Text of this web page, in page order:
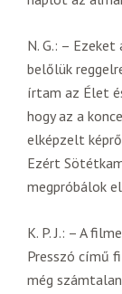
N. G.: –
belőlük
írtam az Élet
hogy az a
elképzelt
Ezért
megpróbálok
K. P. J.: – A
Presszó című
még